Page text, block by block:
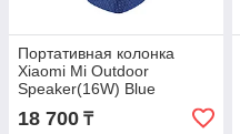
Портативная колонка
Xiaomi Mi Outdoor
Speaker(16W) Blue
18 700 ₸